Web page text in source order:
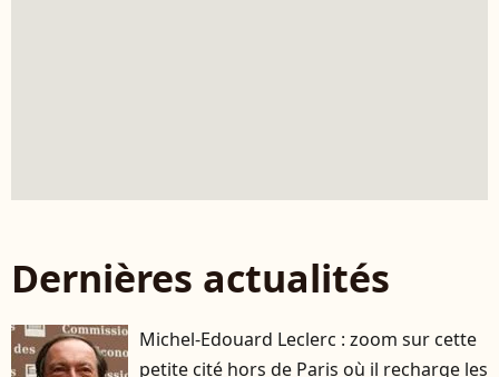
Dernières actualités
Michel-Edouard Leclerc : zoom sur cette
petite cité hors de Paris où il recharge les